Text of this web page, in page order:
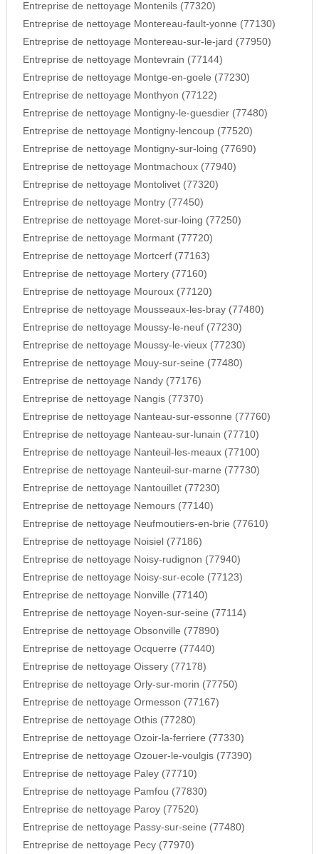
Entreprise de nettoyage Montenils (77320)
Entreprise de nettoyage Montereau-fault-yonne (77130)
Entreprise de nettoyage Montereau-sur-le-jard (77950)
Entreprise de nettoyage Montevrain (77144)
Entreprise de nettoyage Montge-en-goele (77230)
Entreprise de nettoyage Monthyon (77122)
Entreprise de nettoyage Montigny-le-guesdier (77480)
Entreprise de nettoyage Montigny-lencoup (77520)
Entreprise de nettoyage Montigny-sur-loing (77690)
Entreprise de nettoyage Montmachoux (77940)
Entreprise de nettoyage Montolivet (77320)
Entreprise de nettoyage Montry (77450)
Entreprise de nettoyage Moret-sur-loing (77250)
Entreprise de nettoyage Mormant (77720)
Entreprise de nettoyage Mortcerf (77163)
Entreprise de nettoyage Mortery (77160)
Entreprise de nettoyage Mouroux (77120)
Entreprise de nettoyage Mousseaux-les-bray (77480)
Entreprise de nettoyage Moussy-le-neuf (77230)
Entreprise de nettoyage Moussy-le-vieux (77230)
Entreprise de nettoyage Mouy-sur-seine (77480)
Entreprise de nettoyage Nandy (77176)
Entreprise de nettoyage Nangis (77370)
Entreprise de nettoyage Nanteau-sur-essonne (77760)
Entreprise de nettoyage Nanteau-sur-lunain (77710)
Entreprise de nettoyage Nanteuil-les-meaux (77100)
Entreprise de nettoyage Nanteuil-sur-marne (77730)
Entreprise de nettoyage Nantouillet (77230)
Entreprise de nettoyage Nemours (77140)
Entreprise de nettoyage Neufmoutiers-en-brie (77610)
Entreprise de nettoyage Noisiel (77186)
Entreprise de nettoyage Noisy-rudignon (77940)
Entreprise de nettoyage Noisy-sur-ecole (77123)
Entreprise de nettoyage Nonville (77140)
Entreprise de nettoyage Noyen-sur-seine (77114)
Entreprise de nettoyage Obsonville (77890)
Entreprise de nettoyage Ocquerre (77440)
Entreprise de nettoyage Oissery (77178)
Entreprise de nettoyage Orly-sur-morin (77750)
Entreprise de nettoyage Ormesson (77167)
Entreprise de nettoyage Othis (77280)
Entreprise de nettoyage Ozoir-la-ferriere (77330)
Entreprise de nettoyage Ozouer-le-voulgis (77390)
Entreprise de nettoyage Paley (77710)
Entreprise de nettoyage Pamfou (77830)
Entreprise de nettoyage Paroy (77520)
Entreprise de nettoyage Passy-sur-seine (77480)
Entreprise de nettoyage Pecy (77970)